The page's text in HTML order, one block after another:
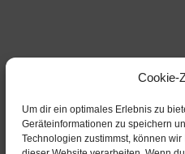
Cookie-
Um dir ein optimales Erlebnis zu
Geräteinformationen zu speichern
Technologien zustimmst, können